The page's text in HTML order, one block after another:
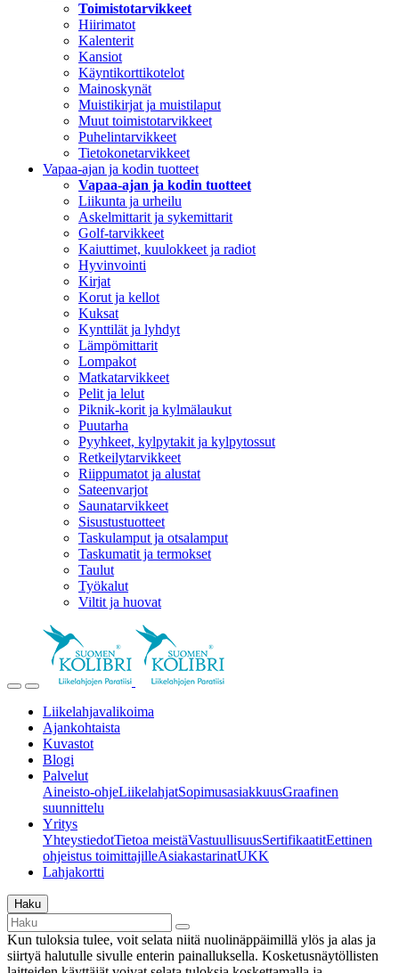
Toimistotarvikkeet
Hiirimatot
Kalenterit
Kansiot
Käyntikorttikotelot
Mainoskynät
Muistikirjat ja muistilaput
Muut toimistotarvikkeet
Puhelintarvikkeet
Tietokonetarvikkeet
Vapaa-ajan ja kodin tuotteet
Vapaa-ajan ja kodin tuotteet
Liikunta ja urheilu
Askelmittarit ja sykemittarit
Golf-tarvikkeet
Kaiuttimet, kuulokkeet ja radiot
Hyvinvointi
Kirjat
Korut ja kellot
Kuksat
Kynttilät ja lyhdyt
Lämpömittarit
Lompakot
Matkatarvikkeet
Pelit ja lelut
Piknik-korit ja kylmälaukut
Puutarha
Pyyhkeet, kylpytakit ja kylpytossut
Retkeilytarvikkeet
Riippumatot ja alustat
Sateenvarjot
Saunatarvikkeet
Sisustustuotteet
Taskulamput ja otsalamput
Taskumatit ja termokset
Taulut
Työkalut
Viltit ja huovat
Liikelahjavalikoima
Ajankohtaista
Kuvastot
Blogi
Palvelut
Aineisto-ohjeLiikelahjatSopimusasiakkuusGraafinen
suunnittelu
Yritys
YhteystiedotTietoa meistäVastuullisuusSertifikaatitEettinen
ohjeistus toimittajilleAsiakastarinatUKK
Lahjakortti
Haku
Kun tuloksia tulee, voit selata niitä nuolinäppäimillä ylös ja alas ja
siirtyä halutulle sivulle enterin painalluksella. Kosketusnäytöllisten